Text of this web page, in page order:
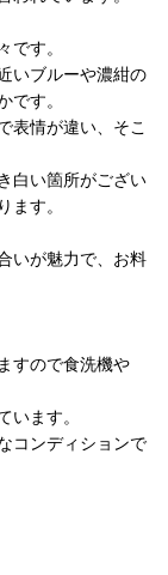
です。
いブルーや濃紺の
です。
表情が違い、そこ
白い箇所がござい
ます。
いが魅力で、お料
すので食洗機や
います。
コンディションで